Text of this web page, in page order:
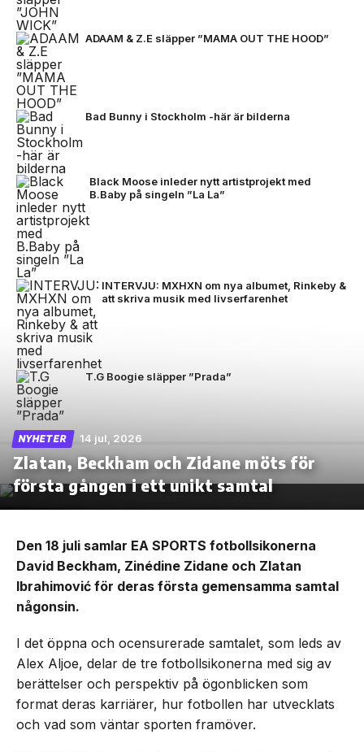
ADAAM & Z.E släpper ”MAMA OUT THE HOOD”
Bad Bunny i Stockholm -här är bilderna
Black Moose inleder nytt artistprojekt med
B.Baby på singeln ”La La”
INTERVJU: MXHXN om nya albumet, Rinkeby &
att skriva musik med livserfarenhet
T.G Boogie släpper ”Prada”
NYHETER 14 jul, 2026
Zlatan, Beckham och Zidane möts för
första gången i ett unikt samtal
Den 18 juli samlar EA SPORTS fotbollsikonerna
David Beckham, Zinédine Zidane och Zlatan
Ibrahimović för deras första gemensamma samtal
någonsin.
I det öppna och ocensurerade samtalet, som leds av
Alex Aljoe, delar de tre fotbollsikonerna med sig av
berättelser och perspektiv på ögonblicken som
format deras karriärer, hur fotbollen har utvecklats
och vad som väntar sporten framöver.